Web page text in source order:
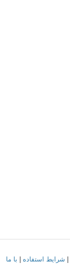
شرایط استفاده
با ما